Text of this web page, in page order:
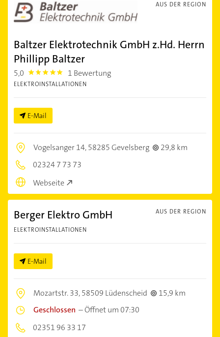
AUS DER REGION
Baltzer Elektrotechnik GmbH z.Hd. Herrn
Phillipp Baltzer
5,0 5.0 1 Bewertung
ELEKTROINSTALLATIONEN
E-Mail
Vogelsanger 14,58285 Gevelsberg
29,8 km
02324 7 73 73
Webseite
AUS DER REGION
Berger Elektro GmbH
ELEKTROINSTALLATIONEN
E-Mail
Mozartstr. 33,58509 Lüdenscheid
15,9 km
Geschlossen –Öffnet um 07:30
02351 96 33 17